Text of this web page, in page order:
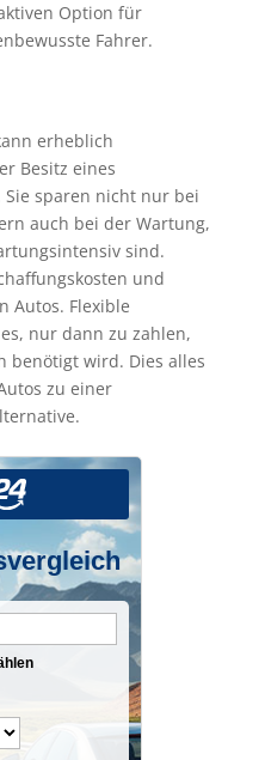
Option für
Fahrer.
erheblich
Besitz eines
Sie sparen nicht nur bei
auch bei der Wartung,
sind.
und
Autos. Flexible
nur dann zu zahlen,
benötigt wird. Dies alles
zu einer